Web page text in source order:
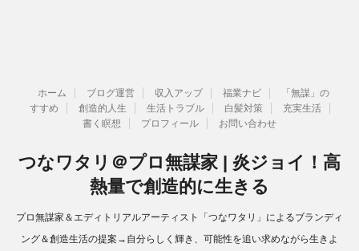
ホーム ブログ運営 収入アップ 福業ナビ
「無謀」の
すすめ
創造的人生 生活トラブル 白髪対策
充実生活
書く瞑想
プロフィール お問い合わせ
つなワタリ＠プロ無謀家 | 炎ジョイ！高
熱量で創造的に生きる
プロ無謀家＆エディトリアルアーティスト「つなワタリ」によるブランディ
ング＆創造生活の提案→自分らしく輝き、可能性を追い求めながら生きよ